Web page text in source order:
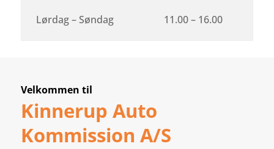
Lørdag – Søndag 11.00 – 16.00
Velkommen til
Kinnerup Auto
Kommission A/S